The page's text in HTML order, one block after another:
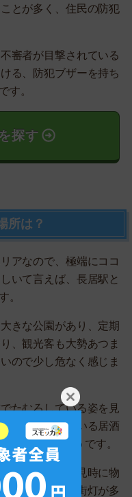
とが多く、住民の防犯
審者が目撃されている
る、防犯ブザーを持ち
す。
探す
所は？
アなので、極端にココ
いて言えば、長居駅と
。
きな公園があり、定期
、観光客も大勢あつま
ので少し危なく感じま
たむろしている姿を見
まで営業している居酒
が聞こえるようです。
す場合は、内見時に物
屋がないか、街灯が多